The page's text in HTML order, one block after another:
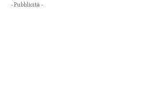
- Pubblicità -